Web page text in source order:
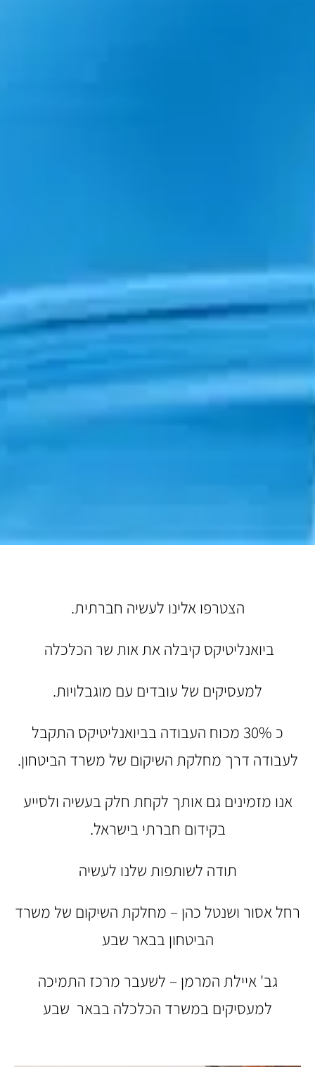
הצטרפו אלינו לעשיה חברתית.
ביואנליטיקס קיבלה את אות שר הכלכלה
למעסיקים של עובדים עם מוגבלויות.
כ 30% מכוח העבודה בביואנליטיקס התקבל
לעבודה דרך מחלקת השיקום של משרד הביטחון.
אנו מזמינים גם אותך לקחת חלק בעשיה ולסייע
בקידום חברתי בישראל.
תודה לשותפות שלנו לעשיה
רחל אסור ושנטל כהן – מחלקת השיקום של משרד
הביטחון בבאר שבע
גב' איילת המרמן – לשעבר מרכז התמיכה
למעסיקים במשרד הכלכלה בבאר שבע